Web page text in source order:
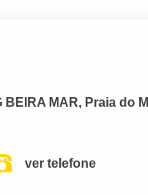
BEIRA MAR, Praia do
ver telefone